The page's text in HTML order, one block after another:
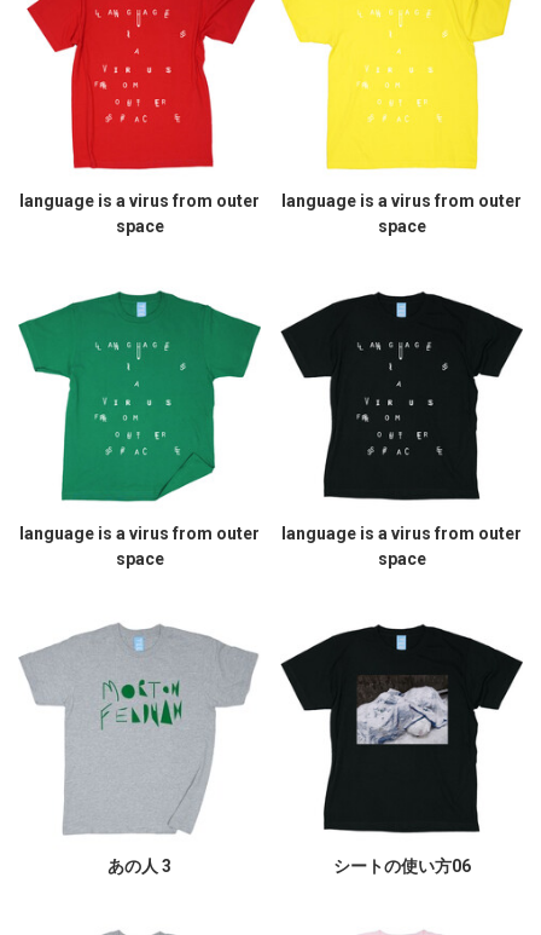
language is a virus from outer
space
language is a virus from outer
space
language is a virus from outer
space
language is a virus from outer
space
あの人 3 シートの使い方06